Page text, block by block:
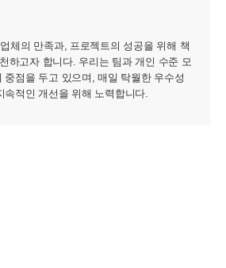
체의 만족과, 프로젝트의 성공을 위해 책
하고자 합니다. 우리는 팀과 개인 수준 모
중점을 두고 있으며, 매일 탁월한 우수성
속적인 개선을 위해 노력합니다.